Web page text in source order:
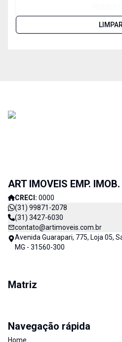
LIMPAR
ART IMOVEIS EMP.
CRECI: 0000
(31) 99871-2078
(31) 3427-6030
contato@artimoveis.com.br
Avenida Guarapari, 775, Loja 05,
MG - 31560-300
Matriz
Navegação rápida
Home